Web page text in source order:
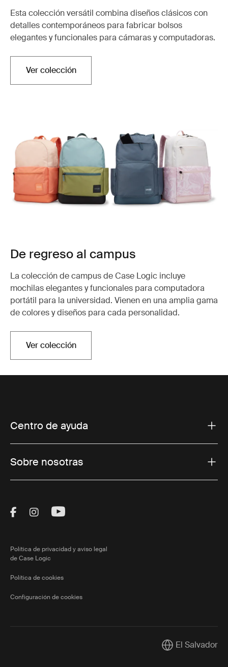
Esta colección versátil combina diseños clásicos con
detalles contemporáneos para fabricar bolsos
elegantes y funcionales para cámaras y computadoras.
Ver colección
De regreso al campus
La colección de campus de Case Logic incluye
mochilas elegantes y funcionales para computadora
portátil para la universidad. Vienen en una amplia gama
de colores y diseños para cada personalidad.
Ver colección
Centro de ayuda
Sobre nosotras
Visit Thule on Facebook (external link)
Visit Thule on Instagram (external link)
Visit Thule on Youtube (external
Política de privacidad y aviso legal
de Case Logic
Política de cookies
Configuración de cookies
Current market/
El Salvador